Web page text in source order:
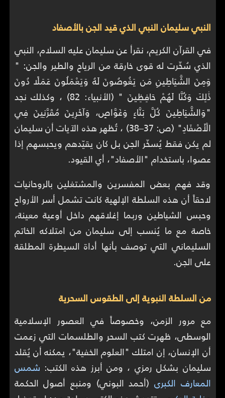
النبي سليمان النبي الذي قيد الجن بالأصفاد
في القرآن الكريم، نقرأ عن سليمان عليه السلام، النبي
الذي سُخّرت له قوى خارقة من الرياح والطير والجن: "
وَمِنَ الشَّيَاطِينِ مَن يَغُوصُونَ لَهُ وَيَعْمَلُونَ عَمَلًا دُونَ
ذَٰلِكَ وَكُنَّا لَهُمْ حَافِظِينَ " (الأنبياء: 82) ، وكذلك نجد
"وَالشَّيَاطِينَ كُلَّ بَنَّاءٍ وَغَوَّاصٍ، وَآخَرِينَ مُقَرَّنِينَ فِي
الْأَصْفَادِ" (ص: 37–38) ، تُظهر هذه الآيات أن سليمان
لم يكن فقط يُسخّر الجن بل كان يقيّدهم ويحبسهم إذا
عصوا، باستخدام "الأصفاد"، أي القيود.
وقد فهم بعض المفسرين والمشتغلين بالروحانيات
لاحقاً أن هذه السلطة الإلهية كانت تشمل أسر الأرواح
وحبس الشياطين وربما إغلاقهم داخل أوعية معينة،
خاصة مع ما يُنسب إلى سليمان من امتلاكه الخاتم
السليماني التي توصف بأنها أداة السيطرة المطلقة
على الجن.
من السلطة النبوية إلى الطقوس السحرية
مع مرور الزمن، وخصوصاً في العصور الإسلامية
الوسطى، ظهرت كتب السحر والطلسمات التي زعمت
أن الإنسان، إن امتلك "العلوم الخفية"، يمكنه أن يُقلد
سليمان بشكل رمزي ، ومن أبرز هذه الكتب: شمس
المعارف الكبرى (أحمد البوني) ومنبع أصول الحكمة